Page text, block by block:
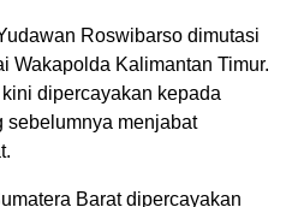
Roswibarso dimutasi
Wakapolda Kalimantan Timur.
dipercayakan kepada
sebelumnya menjabat
Barat dipercayakan